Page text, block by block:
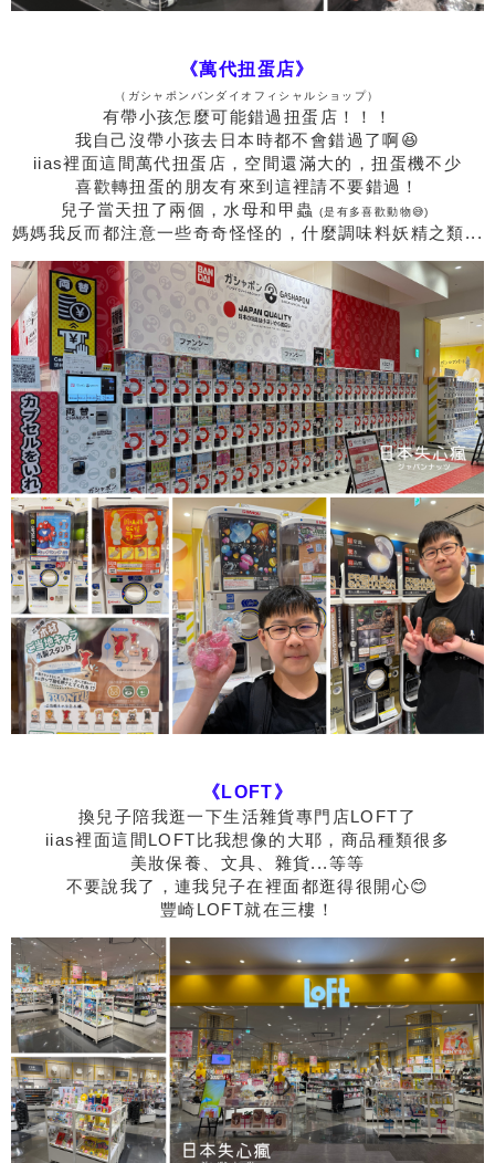
《萬代扭蛋店》
（ガシャポンバンダイオフィシャルショップ）
有帶小孩怎麼可能錯過扭蛋店！！！
我自己沒帶小孩去日本時都不會錯過了啊😆
iias裡面這間萬代扭蛋店，空間還滿大的，扭蛋機不少
喜歡轉扭蛋的朋友有來到這裡請不要錯過！
兒子當天扭了兩個，水母和甲蟲
(是有多喜歡動物😅)
媽媽我反而都注意一些奇奇怪怪的，什麼調味料妖精之類...
《LOFT》
換兒子陪我逛一下生活雜貨專門店LOFT了
iias裡面這間LOFT比我想像的大耶，商品種類很多
美妝保養、文具、雜貨...等等
不要說我了，連我兒子在裡面都逛得很開心😊
豐崎LOFT就在三樓！